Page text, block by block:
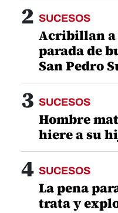
2 SUCESOS
Acribillan a
parada de
San Pedro
3 SUCESOS
Hombre
hiere a su
4 SUCESOS
La pena
trata y